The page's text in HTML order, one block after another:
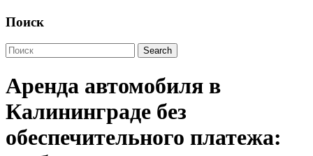
Поиск
Аренда автомобиля в
Калининграде без
обеспечительного платежа: